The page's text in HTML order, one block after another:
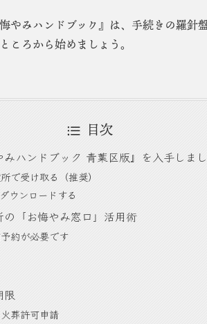
やみハンドブック』は、手続きの羅針
ころから始めましょう。
目次
ハンドブック 青葉区版』を入手しま
で受け取る（推奨）
ウンロードする
「お悔やみ窓口」活用術
約が必要です
限
葬許可申請